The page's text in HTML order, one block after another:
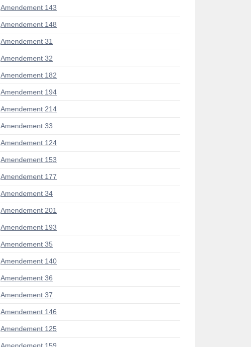
Amendement 143
Amendement 148
Amendement 31
Amendement 32
Amendement 182
Amendement 194
Amendement 214
Amendement 33
Amendement 124
Amendement 153
Amendement 177
Amendement 34
Amendement 201
Amendement 193
Amendement 35
Amendement 140
Amendement 36
Amendement 37
Amendement 146
Amendement 125